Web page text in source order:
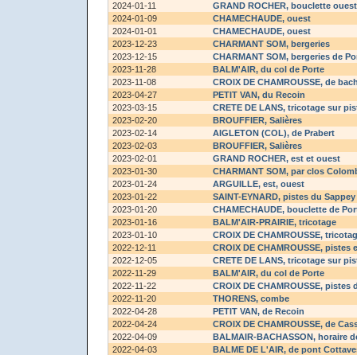
2024-01-11
GRAND ROCHER, bouclette ouest
2024-01-09
CHAMECHAUDE, ouest
2024-01-01
CHAMECHAUDE, ouest
2023-12-23
CHARMANT SOM, bergeries
2023-12-15
CHARMANT SOM, bergeries de
2023-11-28
BALM'AIR, du col de Porte
2023-11-08
CROIX DE CHAMROUSSE, de
2023-04-27
PETIT VAN, du Recoin
2023-03-15
CRETE DE LANS, tricotage sur
2023-02-20
BROUFFIER, Salières
2023-02-14
AIGLETON (COL), de Prabert
2023-02-03
BROUFFIER, Salières
2023-02-01
GRAND ROCHER, est et ouest
2023-01-30
CHARMANT SOM, par clos
2023-01-24
ARGUILLE, est, ouest
2023-01-22
SAINT-EYNARD, pistes du Sappey
2023-01-20
CHAMECHAUDE, bouclette de
2023-01-16
BALM'AIR-PRAIRIE, tricotage
2023-01-10
CROIX DE CHAMROUSSE,
2022-12-11
CROIX DE CHAMROUSSE, pistes
2022-12-05
CRETE DE LANS, tricotage sur
2022-11-29
BALM'AIR, du col de Porte
2022-11-22
CROIX DE CHAMROUSSE, pistes
2022-11-20
THORENS, combe
2022-04-28
PETIT VAN, de Recoin
2022-04-24
CROIX DE CHAMROUSSE, de
2022-04-09
BALMAIR-BACHASSON, horaire
2022-04-03
BALME DE L'AIR, de pont